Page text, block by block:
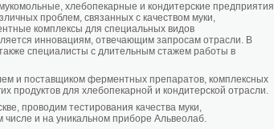
хлебопекарные и кондитерские предприятия
проблем, связанных с качеством муки,
комплексы для специальных видов
инновациям, отвечающим запросам отрасли. В
специалисты с длительным стажем работы в
и поставщиком ферментных препаратов, комплексных
продуктов для хлебопекарной и кондитерской отрасли.
проводим тестирования качества муки,
и на уникальном приборе Альвеолаб.